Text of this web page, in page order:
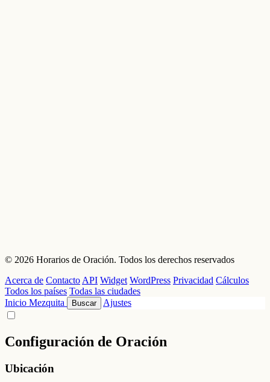
© 2026 Horarios de Oración. Todos los derechos reservados
Acerca de Contacto API Widget WordPress Privacidad Cálculos
Todos los países Todas las ciudades
Inicio Mezquita Buscar Ajustes
Configuración de Oración
Ubicación